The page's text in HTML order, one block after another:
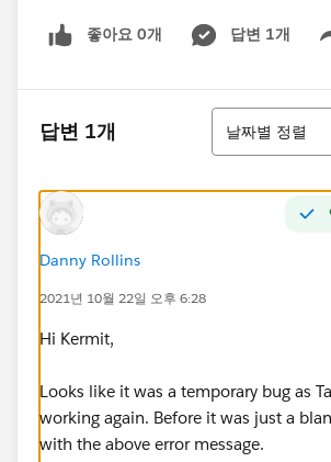
좋아요 0개 답변 1개
답변 1개
정렬
날짜별 정렬
Danny Rollins
2021년 10월 22일 오후 6:28
Hi Kermit,
Looks like it was a temporary bug as
working again. Before it was just a
with the above error message.